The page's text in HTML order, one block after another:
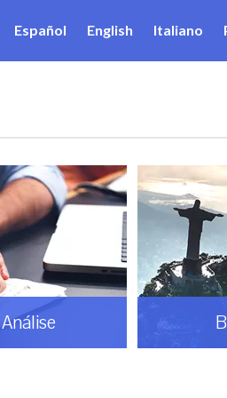
Español English Italiano
Análise